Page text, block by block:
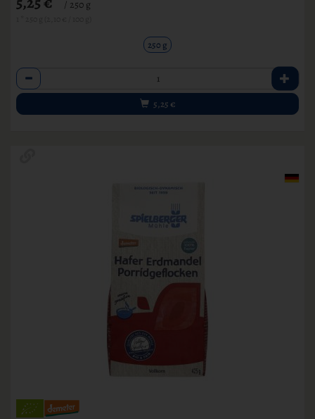
/ 250 g
250 g
Anzahl
5,25 €